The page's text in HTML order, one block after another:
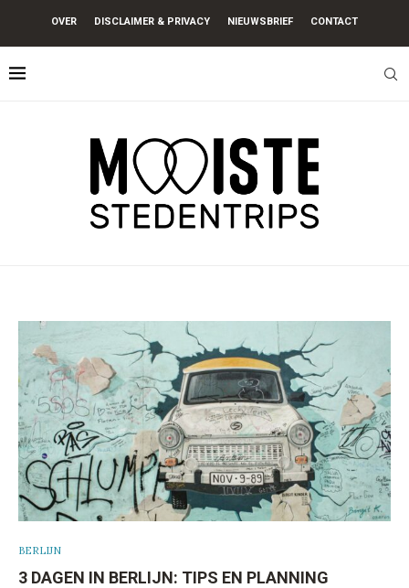
OVER DISCLAIMER & PRIVACY NIEUWSBRIEF CONTACT
BERLIJN
3 DAGEN IN BERLIJN: TIPS EN PLANNING